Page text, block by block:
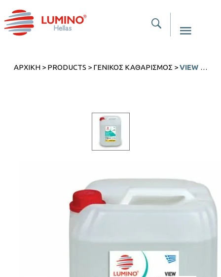
ΑΡΧΙΚΉ> PRODUCTS > ΓΕΝΙΚΌΣ ΚΑΘΑΡΙΣΜΌΣ >VIEW ANTISTATIC ΥΓΡΌ ΤΖΑΜΙΏΝ ΧΩΡΊΣ ΑΜΜΩΝΊΑ